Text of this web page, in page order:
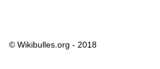
© Wikibulles.org - 2018